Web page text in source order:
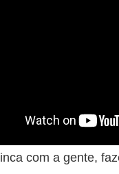
com a gente,